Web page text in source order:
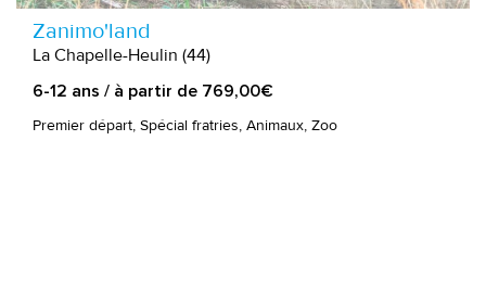
Zanimo'land
La Chapelle-Heulin (44)
6-12 ans / à partir de 769,00€
Premier départ, Spécial fratries, Animaux, Zoo